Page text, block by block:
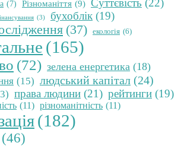
(7) Різноманіття (9)
(3) бухоблік (19)
(37) екологія (6)
(165)
(72) зелена енергетика (18)
(15) людський капітал (24)
права людини (21) рейтинги (19)
(11) різноманітність (11)
(182)
(46)